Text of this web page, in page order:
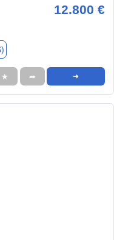
12.800 €
★ ➦ ➜